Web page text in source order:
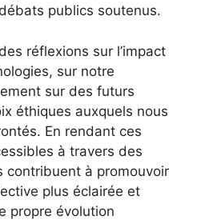
publics soutenus.
réflexions sur l’impact
sur notre
sur des futurs
éthiques auxquels nous
En rendant ces
à travers des
contribuent à promouvoir
plus éclairée et
propre évolution